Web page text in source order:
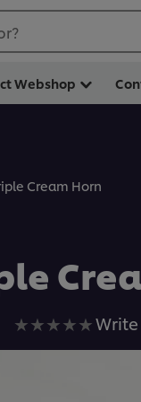
Webshop
Cream Horn
No